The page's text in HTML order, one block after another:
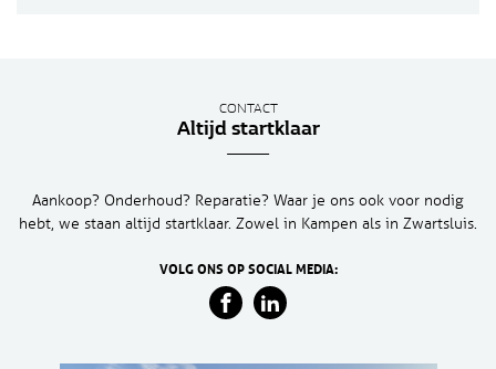
CONTACT
Altijd startklaar
Aankoop? Onderhoud? Reparatie? Waar je ons ook voor nodig
hebt, we staan altijd startklaar. Zowel in Kampen als in Zwartsluis.
VOLG ONS OP SOCIAL MEDIA: